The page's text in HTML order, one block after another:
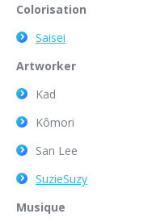
Colorisation
Saisei
Artworker
Kad
Kômori
San Lee
SuzieSuzy
Musique